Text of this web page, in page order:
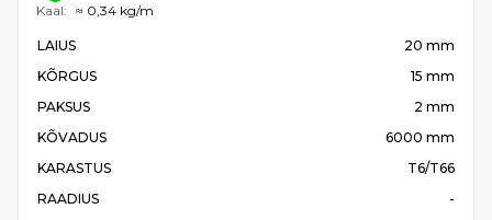
LAIUS
20 mm
KÕRGUS
15 mm
PAKSUS
2 mm
KÕVADUS
6000 mm
KARASTUS
T6/T66
RAADIUS
-
Kaal: ≈ 0,34 kg/m